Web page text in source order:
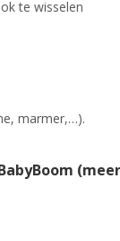
te wisselen
marmer,…).